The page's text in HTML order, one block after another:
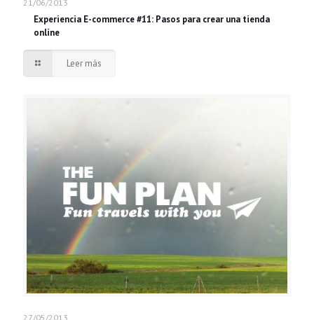
21/06/2013
Experiencia E-commerce #11: Pasos para crear una tienda
online
Leer más
27/05/2013